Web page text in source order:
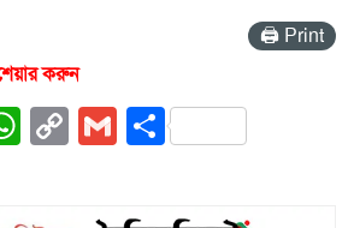
🖨 Print
করুন
WhatsApp
CopyGmailShare